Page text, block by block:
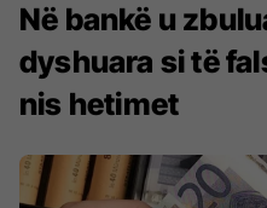
Në bankë u
dyshuara si të
nis hetimet